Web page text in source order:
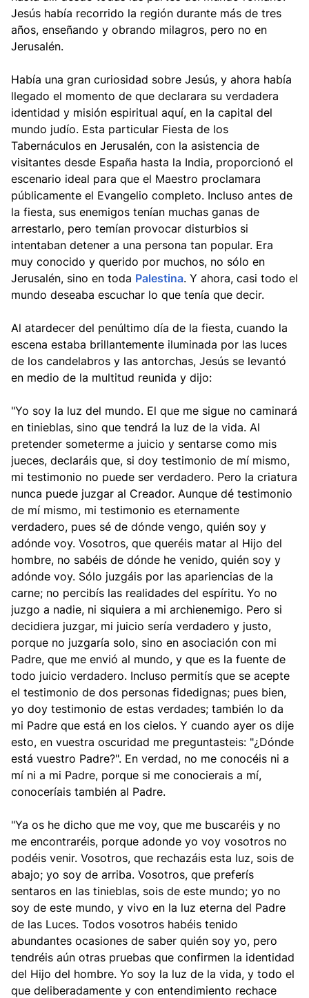
Jesús había recorrido la región durante más de tres
años, enseñando y obrando milagros, pero no en
Jerusalén.
Había una gran curiosidad sobre Jesús, y ahora había
llegado el momento de que declarara su verdadera
identidad y misión espiritual aquí, en la capital del
mundo judío. Esta particular Fiesta de los
Tabernáculos en Jerusalén, con la asistencia de
visitantes desde España hasta la India, proporcionó el
escenario ideal para que el Maestro proclamara
públicamente el Evangelio completo. Incluso antes de
la fiesta, sus enemigos tenían muchas ganas de
arrestarlo, pero temían provocar disturbios si
intentaban detener a una persona tan popular. Era
muy conocido y querido por muchos, no sólo en
Jerusalén, sino en toda Palestina. Y ahora, casi todo el
mundo deseaba escuchar lo que tenía que decir.
Al atardecer del penúltimo día de la fiesta, cuando la
escena estaba brillantemente iluminada por las luces
de los candelabros y las antorchas, Jesús se levantó
en medio de la multitud reunida y dijo:
"Yo soy la luz del mundo. El que me sigue no caminará
en tinieblas, sino que tendrá la luz de la vida. Al
pretender someterme a juicio y sentarse como mis
jueces, declaráis que, si doy testimonio de mí mismo,
mi testimonio no puede ser verdadero. Pero la criatura
nunca puede juzgar al Creador. Aunque dé testimonio
de mí mismo, mi testimonio es eternamente
verdadero, pues sé de dónde vengo, quién soy y
adónde voy. Vosotros, que queréis matar al Hijo del
hombre, no sabéis de dónde he venido, quién soy y
adónde voy. Sólo juzgáis por las apariencias de la
carne; no percibís las realidades del espíritu. Yo no
juzgo a nadie, ni siquiera a mi archienemigo. Pero si
decidiera juzgar, mi juicio sería verdadero y justo,
porque no juzgaría solo, sino en asociación con mi
Padre, que me envió al mundo, y que es la fuente de
todo juicio verdadero. Incluso permitís que se acepte
el testimonio de dos personas fidedignas; pues bien,
yo doy testimonio de estas verdades; también lo da
mi Padre que está en los cielos. Y cuando ayer os dije
esto, en vuestra oscuridad me preguntasteis: "¿Dónde
está vuestro Padre?". En verdad, no me conocéis ni a
mí ni a mi Padre, porque si me conocierais a mí,
conoceríais también al Padre.
"Ya os he dicho que me voy, que me buscaréis y no
me encontraréis, porque adonde yo voy vosotros no
podéis venir. Vosotros, que rechazáis esta luz, sois de
abajo; yo soy de arriba. Vosotros, que preferís
sentaros en las tinieblas, sois de este mundo; yo no
soy de este mundo, y vivo en la luz eterna del Padre
de las Luces. Todos vosotros habéis tenido
abundantes ocasiones de saber quién soy yo, pero
tendréis aún otras pruebas que confirmen la identidad
del Hijo del hombre. Yo soy la luz de la vida, y todo el
que deliberadamente y con entendimiento rechace